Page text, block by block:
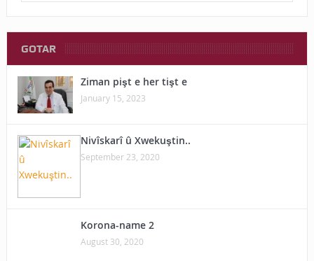
GOTAR
Ziman pişt e her tişt e
January 15, 2023
Nivîskarî û Xwekuştin..
September 23, 2020
Korona-name 2
August 30, 2020